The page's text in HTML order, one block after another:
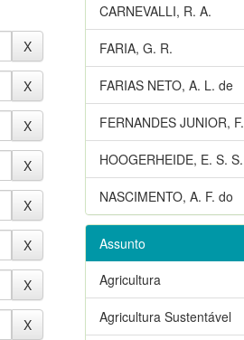
CARNEVALLI, R. A.
FARIA, G. R.
FARIAS NETO, A. L. de
FERNANDES JUNIOR, F.
HOOGERHEIDE, E. S. S.
NASCIMENTO, A. F. do
Assunto
Agricultura
Agricultura Sustentável